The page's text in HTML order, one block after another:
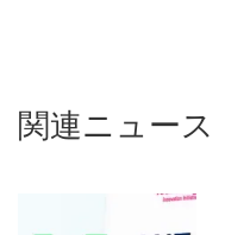
関連ニュース